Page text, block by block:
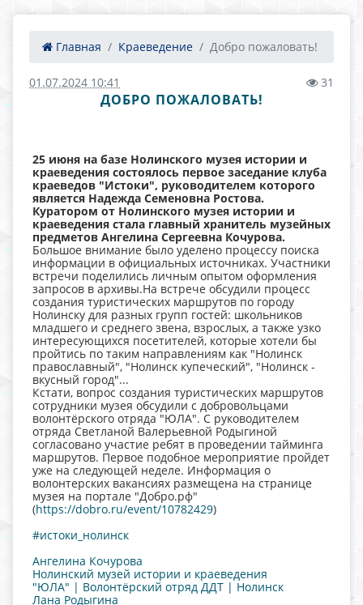
Главная Краеведение Добро пожаловать!
01.07.2024 10:41 31
ДОБРО ПОЖАЛОВАТЬ!
25 июня на базе Нолинского музея истории и
краеведения состоялось первое заседание клуба
краеведов "Истоки", руководителем которого
является Надежда Семеновна Ростова.
Куратором от Нолинского музея истории и
краеведения стала главный хранитель музейных
предметов Ангелина Сергеевна Кочурова.
Большое внимание было уделено процессу поиска
информации в официальных источниках. Участники
встречи поделились личным опытом оформления
запросов в архивы.На встрече обсудили процесс
создания туристических маршрутов по городу
Нолинску для разных групп гостей: школьников
младшего и среднего звена, взрослых, а также узко
интересующихся посетителей, которые хотели бы
пройтись по таким направлениям как "Нолинск
православный", "Нолинск купеческий", "Нолинск -
вкусный город"...
Кстати, вопрос создания туристических маршрутов
сотрудники музея обсудили с добровольцами
волонтёрского отряда "ЮЛА". С руководителем
отряда Светланой Валерьевной Родыгиной
согласовано участие ребят в проведении тайминга
маршрутов. Первое подобное мероприятие пройдет
уже на следующей неделе. Информация о
волонтерских вакансиях размещена на странице
музея на портале "Добро.рф"
(https://dobro.ru/event/10782429)
#истоки_нолинск
Ангелина Кочурова
Нолинский музей истории и краеведения
"ЮЛА" | Волонтёрский отряд ДДТ | Нолинск
Лана Родыгина